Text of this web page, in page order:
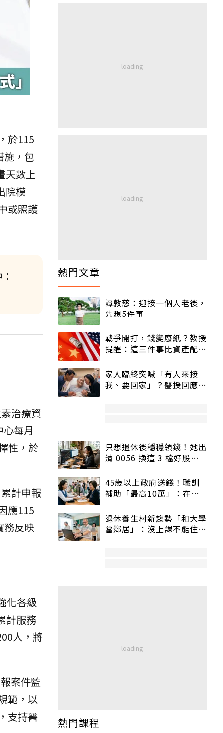
於115
施，包
天數上
院模
或照護
治療資
每月
性，於
計申報
應115
務反映
化各級
計服務
人，將
案件監
範，以
支持醫
熱門文章
譚敦慈：迎接一個人老後，
先想5件事
戰爭開打，錢變廢紙？教授
提醒：這三件事比資產配置
家人臨終突喊「有人來接
我、要回家」？醫授回應方
只想退休後穩穩領錢！她出
清 0056 換這 3 檔好股：
45歲以上政府送錢！職訓
補助「最高10萬」：在
退休養生村新趨勢「和大學
當鄰居」：沒上課不能住、
熱門課程